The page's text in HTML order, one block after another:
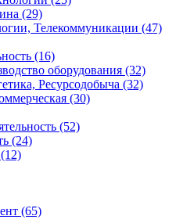
(29)
Телекоммуникации (47)
(16)
оборудования (32)
Ресурсодобыча (32)
(30)
(52)
(24)
(12)
(65)